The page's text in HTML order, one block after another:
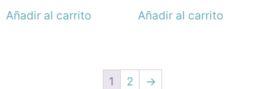
Añadir al carrito Añadir al carrito
1 2 →